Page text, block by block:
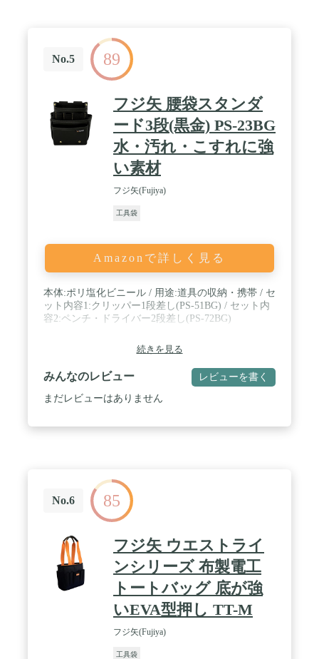
No.5 89
フジ矢 腰袋スタンダ
ード3段(黒金) PS-23BG
水・汚れ・こすれに強
い素材
フジ矢(Fujiya)
工具袋
Amazonで詳しく見る
本体:ポリ塩化ビニール / 用途:道具の収納・携帯 / セ
ット内容1:クリッパー1段差し(PS-51BG) / セット内
容2:ペンチ・ドライバー2段差し(PS-72BG)
続きを見る
みんなのレビュー レビューを書く
まだレビューはありません
No.6 85
フジ矢 ウエストライ
ンシリーズ 布製電工
トートバッグ 底が強
いEVA型押し TT-M
フジ矢(Fujiya)
工具袋